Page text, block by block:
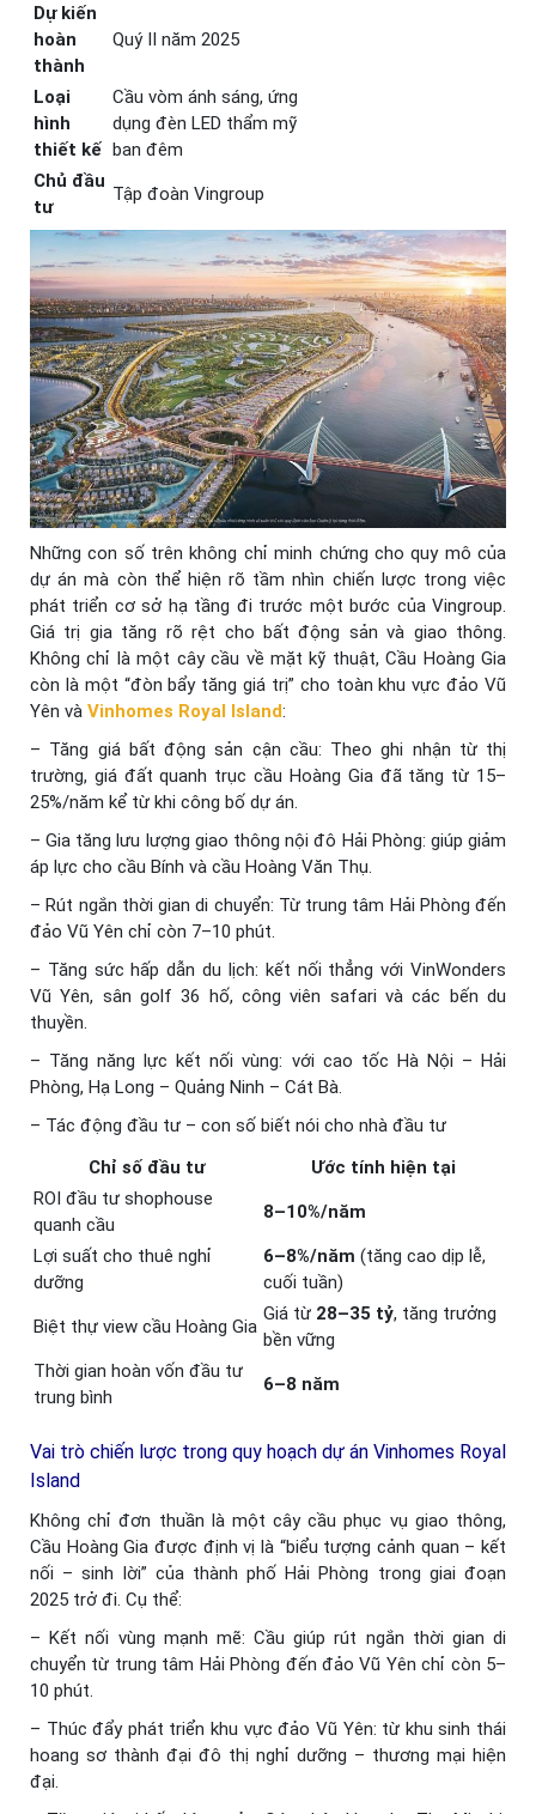
Dự kiến
hoàn
thành
Quý II năm 2025
Loại
hình
thiết kế
Cầu vòm ánh sáng, ứng
dụng đèn LED thẩm mỹ
ban đêm
Chủ đầu
tư
Tập đoàn Vingroup
Những con số trên không chỉ minh chứng cho quy mô của
dự án mà còn thể hiện rõ tầm nhìn chiến lược trong việc
phát triển cơ sở hạ tầng đi trước một bước của Vingroup.
Giá trị gia tăng rõ rệt cho bất động sản và giao thông.
Không chỉ là một cây cầu về mặt kỹ thuật, Cầu Hoàng Gia
còn là một “đòn bẩy tăng giá trị” cho toàn khu vực đảo Vũ
Yên và Vinhomes Royal Island:
– Tăng giá bất động sản cận cầu: Theo ghi nhận từ thị
trường, giá đất quanh trục cầu Hoàng Gia đã tăng từ 15–
25%/năm kể từ khi công bố dự án.
– Gia tăng lưu lượng giao thông nội đô Hải Phòng: giúp giảm
áp lực cho cầu Bính và cầu Hoàng Văn Thụ.
– Rút ngắn thời gian di chuyển: Từ trung tâm Hải Phòng đến
đảo Vũ Yên chỉ còn 7–10 phút.
– Tăng sức hấp dẫn du lịch: kết nối thẳng với VinWonders
Vũ Yên, sân golf 36 hố, công viên safari và các bến du
thuyền.
– Tăng năng lực kết nối vùng: với cao tốc Hà Nội – Hải
Phòng, Hạ Long – Quảng Ninh – Cát Bà.
– Tác động đầu tư – con số biết nói cho nhà đầu tư
Chỉ số đầu tư
Ước tính hiện tại
ROI đầu tư shophouse
quanh cầu
8–10%/năm
Lợi suất cho thuê nghỉ
dưỡng
6–8%/năm (tăng cao dịp lễ,
cuối tuần)
Biệt thự view cầu Hoàng Gia
Giá từ 28–35 tỷ, tăng trưởng
bền vững
Thời gian hoàn vốn đầu tư
trung bình
6–8 năm
Vai trò chiến lược trong quy hoạch dự án Vinhomes Royal
Island
Không chỉ đơn thuần là một cây cầu phục vụ giao thông,
Cầu Hoàng Gia được định vị là “biểu tượng cảnh quan – kết
nối – sinh lời” của thành phố Hải Phòng trong giai đoạn
2025 trở đi. Cụ thể:
– Kết nối vùng mạnh mẽ: Cầu giúp rút ngắn thời gian di
chuyển từ trung tâm Hải Phòng đến đảo Vũ Yên chỉ còn 5–
10 phút.
– Thúc đẩy phát triển khu vực đảo Vũ Yên: từ khu sinh thái
hoang sơ thành đại đô thị nghỉ dưỡng – thương mại hiện
đại.